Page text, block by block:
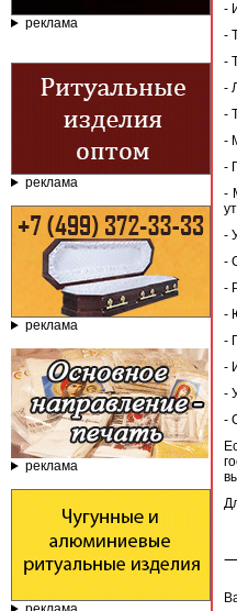
реклама
реклама
реклама
реклама
-
-
-
-
-
-
-
-
-
-
-
-
-
-
-
-